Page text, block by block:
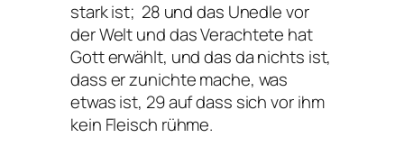
stark ist; 28 und das Unedle vor
der Welt und das Verachtete hat
Gott erwählt, und das da nichts ist,
dass er zunichte mache, was
etwas ist, 29 auf dass sich vor ihm
kein Fleisch rühme.